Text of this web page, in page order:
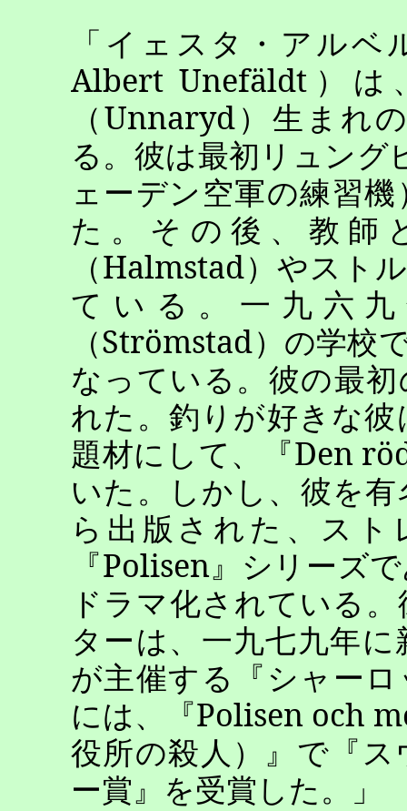
「イェスタ・アル
AlbertUnefäldt ）は
（Unnaryd）生まれ
る。彼は最初リュング
ェーデン空軍の練習
た。その後、教師
（Halmstad）やスト
ている。一九六
（Strömstad）の学校
なっている。彼の最
れた。釣りが好きな
題材にして、『Den
いた。しかし、彼を
ら出版された、ス
『Polisen』シリーズ
ドラマ化されている
ターは、一九七九年
が主催する『シャー
には、『Polisen och
役所の殺人）』で『
ー賞』を受賞した。」